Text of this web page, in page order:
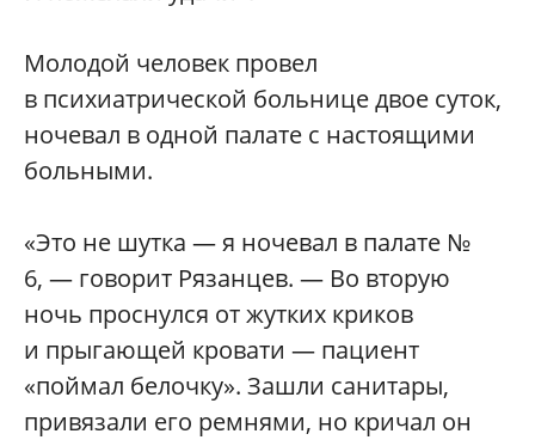
Молодой человек провел
в психиатрической больнице двое суток,
ночевал в одной палате с настоящими
больными.
«Это не шутка — я ночевал в палате №
6, — говорит Рязанцев. — Во вторую
ночь проснулся от жутких криков
и прыгающей кровати — пациент
«поймал белочку». Зашли санитары,
привязали его ремнями, но кричал он